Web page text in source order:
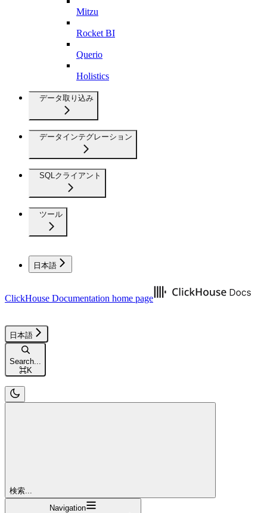
Mitzu
Rocket BI
Querio
Holistics
データ取り込み
データインテグレーション
SQLクライアント
ツール
日本語
ClickHouse Documentation home page
日本語
Search...
⌘K
検索...
Navigation